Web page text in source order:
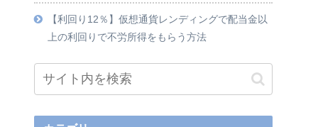
【利回り12％】仮想通貨レンディングで配当金以
上の利回りで不労所得をもらう方法